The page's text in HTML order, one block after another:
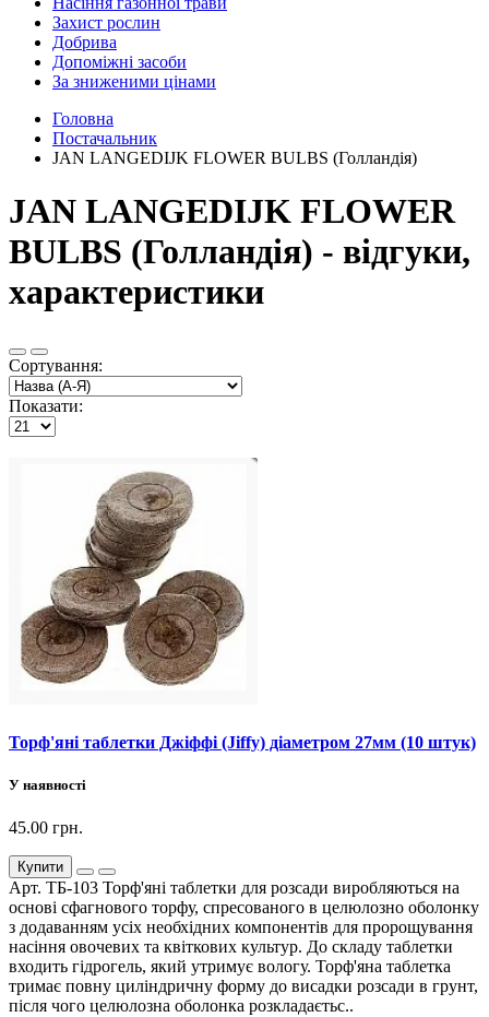
Захист рослин
Добрива
Допоміжні засоби
За зниженими цінами
Головна
Постачальник
JAN LANGEDIJK FLOWER BULBS (Голландія)
JAN LANGEDIJK FLOWER
BULBS (Голландія) - відгуки,
характеристики
Сортування:
Показати:
Торф'яні таблетки Джіффі (Jiffy) діаметром 27мм (10 штук)
У наявності
45.00 грн.
Купити
Арт. ТБ-103 Торф'яні таблетки для розсади виробляються на
основі сфагнового торфу, спресованого в целюлозно оболонку
з додаванням усіх необхідних компонентів для пророщування
насіння овочевих та квіткових культур. До складу таблетки
входить гідрогель, який утримує вологу. Торф'яна таблетка
тримає повну циліндричну форму до висадки розсади в грунт,
після чого целюлозна оболонка розкладаєтьс..